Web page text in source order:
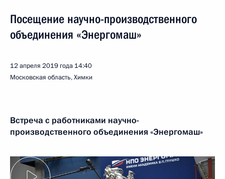
Посещение научно-производственного
объединения «Энергомаш»
12 апреля 2019 года 14:40
Московская область, Химки
Встреча с работниками научно-
производственного объединения «Энергомаш»